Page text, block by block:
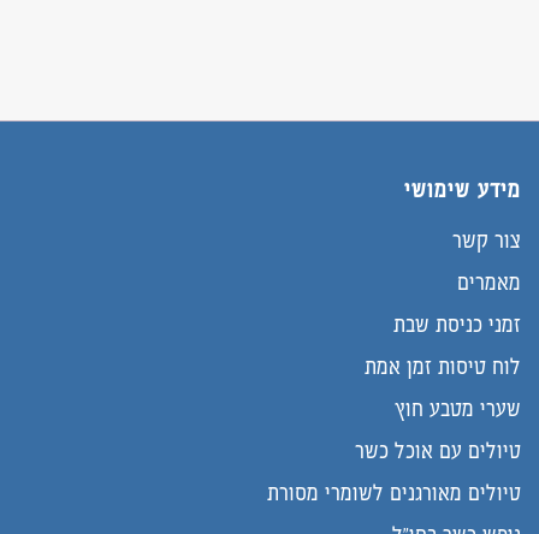
מידע שימושי
צור קשר
מאמרים
זמני כניסת שבת
לוח טיסות זמן אמת
שערי מטבע חוץ
טיולים עם אוכל כשר
טיולים מאורגנים לשומרי מסורת